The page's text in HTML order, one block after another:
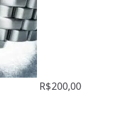
R$200,00